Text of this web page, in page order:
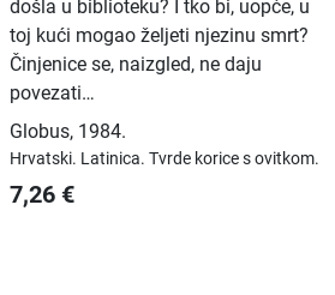
došla u biblioteku? I tko bi, uopće, u
toj kući mogao željeti njezinu smrt?
Činjenice se, naizgled, ne daju
povezati…
Globus, 1984.
Hrvatski. Latinica.Tvrde korice s ovitkom.
7,26 €